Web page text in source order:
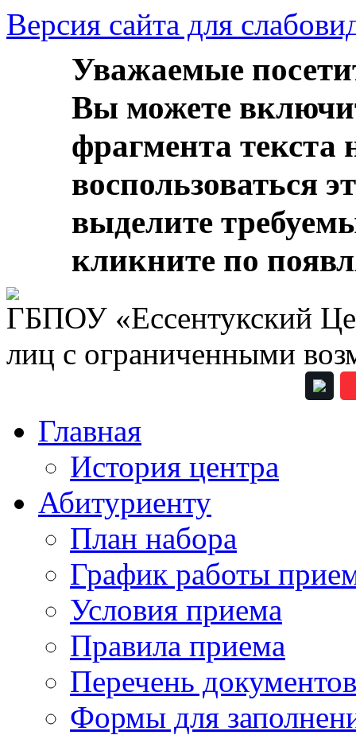
Версия сайта для
Уважаемые
Вы можете
фрагмента
воспользоваться
выделите
кликните по
ГБПОУ «Ессентукский
лиц с ограниченными
Главная
История центра
Абитуриенту
План набора
График работы
Условия приема
Правила приема
Перечень документов
Формы для